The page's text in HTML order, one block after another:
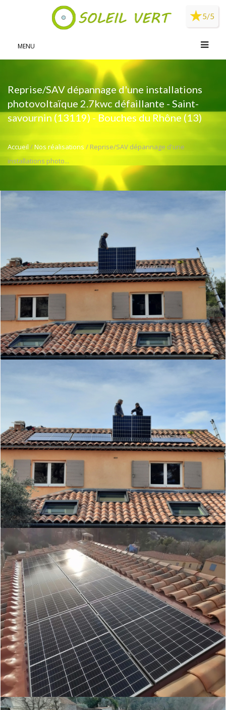
5/5
MENU
Reprise/SAV dépannage d'une installations
photovoltaïque 2.7kwc défaillante - Saint-
savournin (13119) - Bouches du Rhône (13)
Accueil /Nos réalisations / Reprise/SAV dépannage d'une
installations photo...
Panneau de gestion des cookies